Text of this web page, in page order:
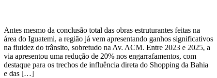
Antes mesmo da conclusão total das obras estruturantes feitas na
área do Iguatemi, a região já vem apresentando ganhos significativos
na fluidez do trânsito, sobretudo na Av. ACM. Entre 2023 e 2025, a
via apresentou uma redução de 20% nos engarrafamentos, com
destaque para os trechos de influência direta do Shopping da Bahia
e das […]